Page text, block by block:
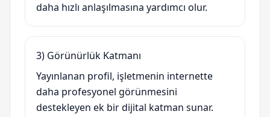
daha hızlı anlaşılmasına yardımcı olur.
3) Görünürlük Katmanı
Yayınlanan profil, işletmenin internette
daha profesyonel görünmesini
destekleyen ek bir dijital katman sunar.